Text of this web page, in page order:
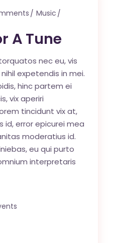
Music
A Tune
nec eu, vis
expetendis in mei.
hinc partem ei
vix aperiri
tincidunt vix at,
id, error epicurei mea
moderatius id.
eu qui purto
interpretaris